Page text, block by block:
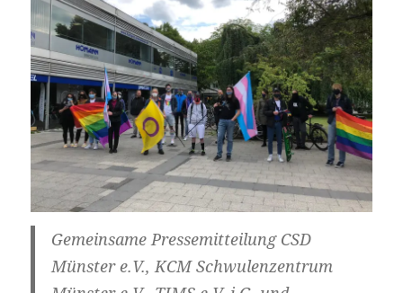
Gemeinsame Pressemitteilung CSD
Münster e.V., KCM Schwulenzentrum